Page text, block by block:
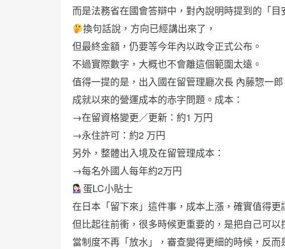
而是法務省在國會答辯中，對內說明時提到的「目
換句話說，方向已經講出來了，
但最終金額，仍要等今年內以政令正式公布。
不過實際數字，大概也不會離這個範圍太遠。
值得一提的是，出入國在留管理廳次長 內藤惣一郎
成就以來的營運成本的赤字問題。成本：
→在留資格變更／更新：約1 万円
→永住許可：約2 万円
另外，整體出入境及在留管理成本：
→每名外國人每年約2万円
蛋LC小貼士
在日本「留下來」這件事，成本上漲，確實值得更
但比起往前衝，很多時候更重要的，是把自己可以
當制度不再「放水」，審查變得更細的時候，反